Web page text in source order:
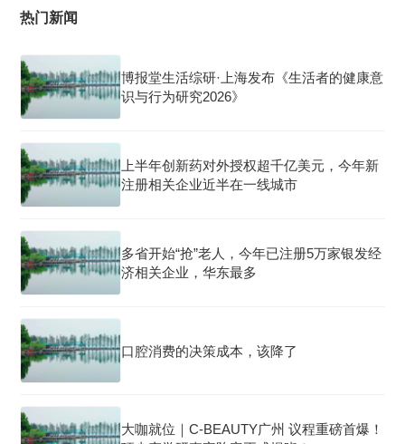
热门新闻
博报堂生活综研·上海发布《生活者的健康意
识与行为研究2026》
上半年创新药对外授权超千亿美元，今年新
注册相关企业近半在一线城市
多省开始“抢”老人，今年已注册5万家银发经
济相关企业，华东最多
口腔消费的决策成本，该降了
大咖就位｜C-BEAUTY广州 议程重磅首爆！